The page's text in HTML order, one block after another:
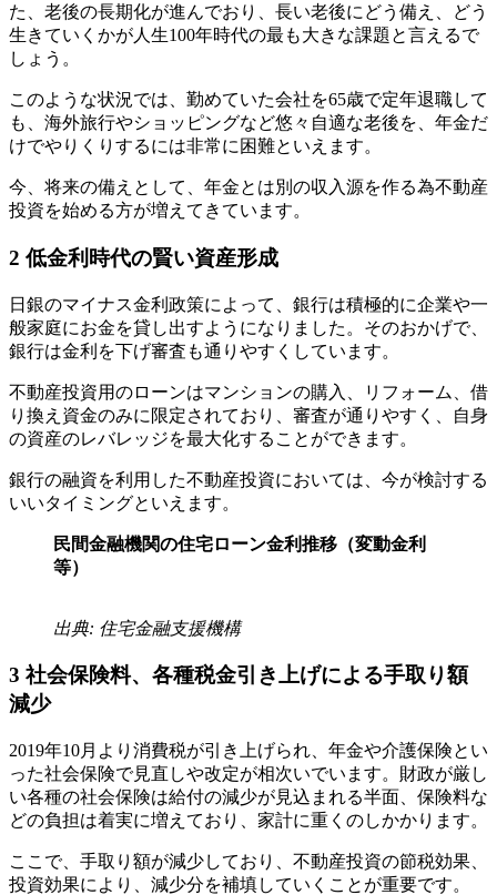
た、老後の長期化が進んでおり、長い老後にどう備え、どう
生きていくかが人生100年時代の最も大きな課題と言えるで
しょう。
このような状況では、勤めていた会社を65歳で定年退職して
も、海外旅行やショッピングなど悠々自適な老後を、年金だ
けでやりくりするには非常に困難といえます。
今、将来の備えとして、年金とは別の収入源を作る為不動産
投資を始める方が増えてきています。
2 低金利時代の賢い資産形成
日銀のマイナス金利政策によって、銀行は積極的に企業や一
般家庭にお金を貸し出すようになりました。そのおかげで、
銀行は金利を下げ審査も通りやすくしています。
不動産投資用のローンはマンションの購入、リフォーム、借
り換え資金のみに限定されており、審査が通りやすく、自身
の資産のレバレッジを最大化することができます。
銀行の融資を利用した不動産投資においては、今が検討する
いいタイミングといえます。
民間金融機関の住宅ローン金利推移（変動金利
等）
出典: 住宅金融支援機構
3 社会保険料、各種税金引き上げによる手取り額
減少
2019年10月より消費税が引き上げられ、年金や介護保険とい
った社会保険で見直しや改定が相次いでいます。財政が厳し
い各種の社会保険は給付の減少が見込まれる半面、保険料な
どの負担は着実に増えており、家計に重くのしかかります。
ここで、手取り額が減少しており、不動産投資の節税効果、
投資効果により、減少分を補填していくことが重要です。